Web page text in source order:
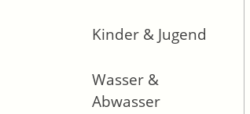
Kinder & Jugend
Wasser &
Abwasser